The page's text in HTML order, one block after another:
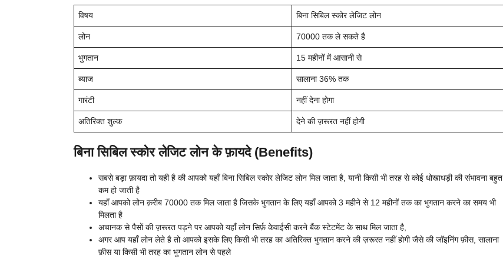
विषय बिना सिबिल स्कोर लेजिट लोन
लोन 70000 तक ले सकते है
भुगतान 15 महीनों में आसानी से
ब्याज सालाना 36% तक
गारंटी नहीं देना होगा
अतिरिक्त शुल्क देने की ज़रूरत नहीं होगी
बिना सिबिल स्कोर लेजिट लोन के फ़ायदे (Benefits)
सबसे बड़ा फ़ायदा तो यही है की आपको यहाँ बिना सिबिल स्कोर लेजिट लोन मिल जाता है, यानी किसी भी तरह से कोई धोखाधड़ी की संभावना बहुत
कम हो जाती है
यहाँ आपको लोन क़रीब 70000 तक मिल जाता है जिसके भुगतान के लिए यहाँ आपको 3 महीने से 12 महीनों तक का भुगतान करने का समय भी
मिलता है
अचानक से पैसों की ज़रूरत पड़ने पर आपको यहाँ लोन सिर्फ़ केवाईसी करने बैंक स्टेटमेंट के साथ मिल जाता है,
अगर आप यहाँ लोन लेते है तो आपको इसके लिए किसी भी तरह का अतिरिक्त भुगतान करने की ज़रूरत नहीं होगी जैसे की जॉइनिंग फ़ीस, सालाना
फ़ीस या किसी भी तरह का भुगतान लोन से पहले